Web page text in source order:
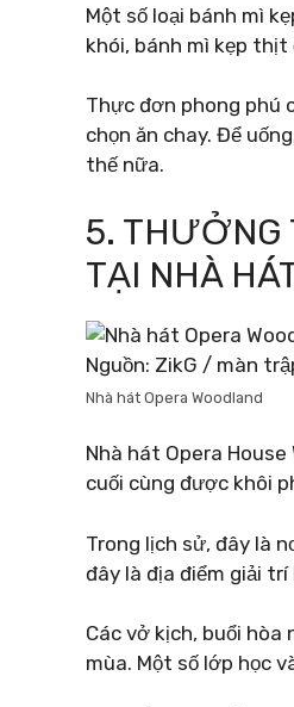
Một số loại bánh mì
khói, bánh mì kẹp
Thực đơn phong phú
chọn ăn chay. Để
thế nữa.
5. THƯỞNG
TẠI NHÀ
Nguồn: ZikG / màn
Nhà hát Opera Woodland
Nhà hát Opera
cuối cùng được khôi
Trong lịch sử, đây là
đây là địa điểm giải
Các vở kịch, buổi hòa
mùa. Một số lớp học